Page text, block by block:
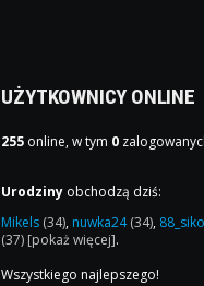
UŻYTKOWNICY ONLINE
255 online, w tym 0
Urodziny obchodzą dziś:
Mikels (34), nuwka24(34),
(37) [pokaż więcej].
Wszystkiego najlepszego!